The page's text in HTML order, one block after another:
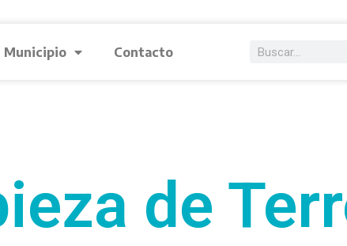
Municipio Contacto
de